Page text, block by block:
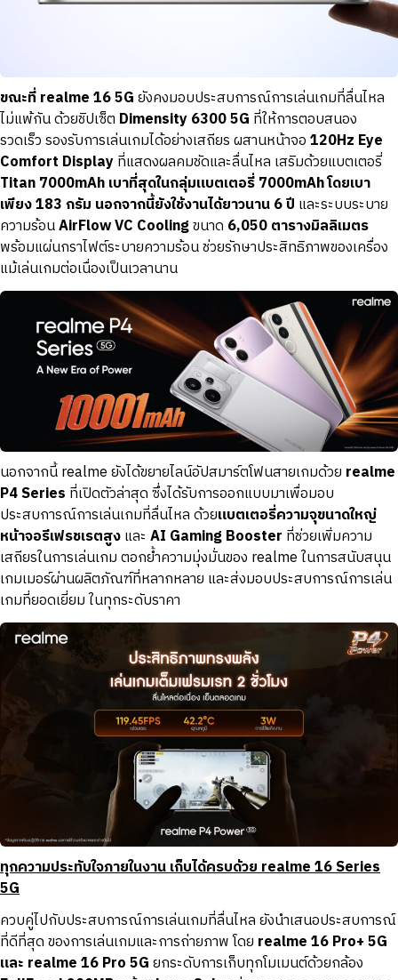
ขณะที่ realme 16 5Gยังคงมอบประสบการณ์การเล่นเกมที่ลื่นไหล
ไม่แพ้กัน ด้วยชิปเซ็ต Dimensity 6300 5G ที่ให้การตอบสนอง
รวดเร็ว รองรับการเล่นเกมได้อย่างเสถียร ผสานหน้าจอ120Hz Eye
Comfort Displayที่แสดงผลคมชัดและลื่นไหล เสริมด้วยแบตเตอรี่
Titan 7000mAh เบาที่สุดในกลุ่มแบตเตอรี่ 7000mAh โดยเบา
เพียง 183 กรัม นอกจากนี้ยังใช้งานได้ยาวนาน 6 ปี และระบบระบาย
ความร้อนAirFlow VC Coolingขนาด 6,050 ตารางมิลลิเมตร
พร้อมแผ่นกราไฟต์ระบายความร้อน ช่วยรักษาประสิทธิภาพของเครื่อง
แม้เล่นเกมต่อเนื่องเป็นเวลานาน
นอกจากนี้ realme ยังได้ขยายไลน์อัปสมาร์ตโฟนสายเกมด้วย realme
P4 Series ที่เปิดตัวล่าสุด ซึ่งได้รับการออกแบบมาเพื่อมอบ
ประสบการณ์การเล่นเกมที่ลื่นไหล ด้วยแบตเตอรี่ความจุขนาดใหญ่
หน้าจอรีเฟรชเรตสูงและ AI Gaming Booster ที่ช่วยเพิ่มความ
เสถียรในการเล่นเกม ตอกย้ำความมุ่งมั่นของ realme ในการสนับสนุน
เกมเมอร์ผ่านผลิตภัณฑ์ที่หลากหลาย และส่งมอบประสบการณ์การเล่น
เกมที่ยอดเยี่ยม ในทุกระดับราคา
ทุกความประทับใจภายในงาน เก็บได้ครบด้วย realme 16 Series
5G
ควบคู่ไปกับประสบการณ์การเล่นเกมที่ลื่นไหล ยังนำเสนอประสบการณ์
ที่ดีที่สุด ของการเล่นเกมและการถ่ายภาพ โดย realme 16 Pro+ 5G
และ realme 16 Pro 5Gยกระดับการเก็บทุกโมเมนต์ด้วยกล้อง